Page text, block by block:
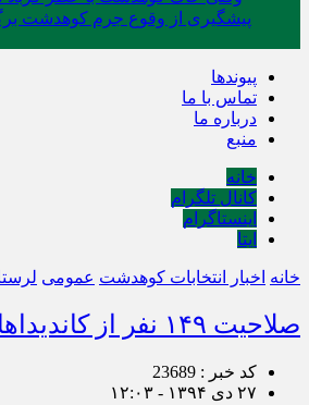
پیشگیری از وقوع جرم کوهدشت
پیوندها
تماس با ما
درباره ما
منبع
خانه
کانال تلگرام
اینستاگرام
ایتا
خانه اخبار انتخابات کوهدشت عمومی
صلاحیت ۱۴۹ نفر از کاندیداهای مجلس دهم لرستان تایید شد.
کد خبر : 23689
۲۷ دی ۱۳۹۴ - ۱۲:۰۳